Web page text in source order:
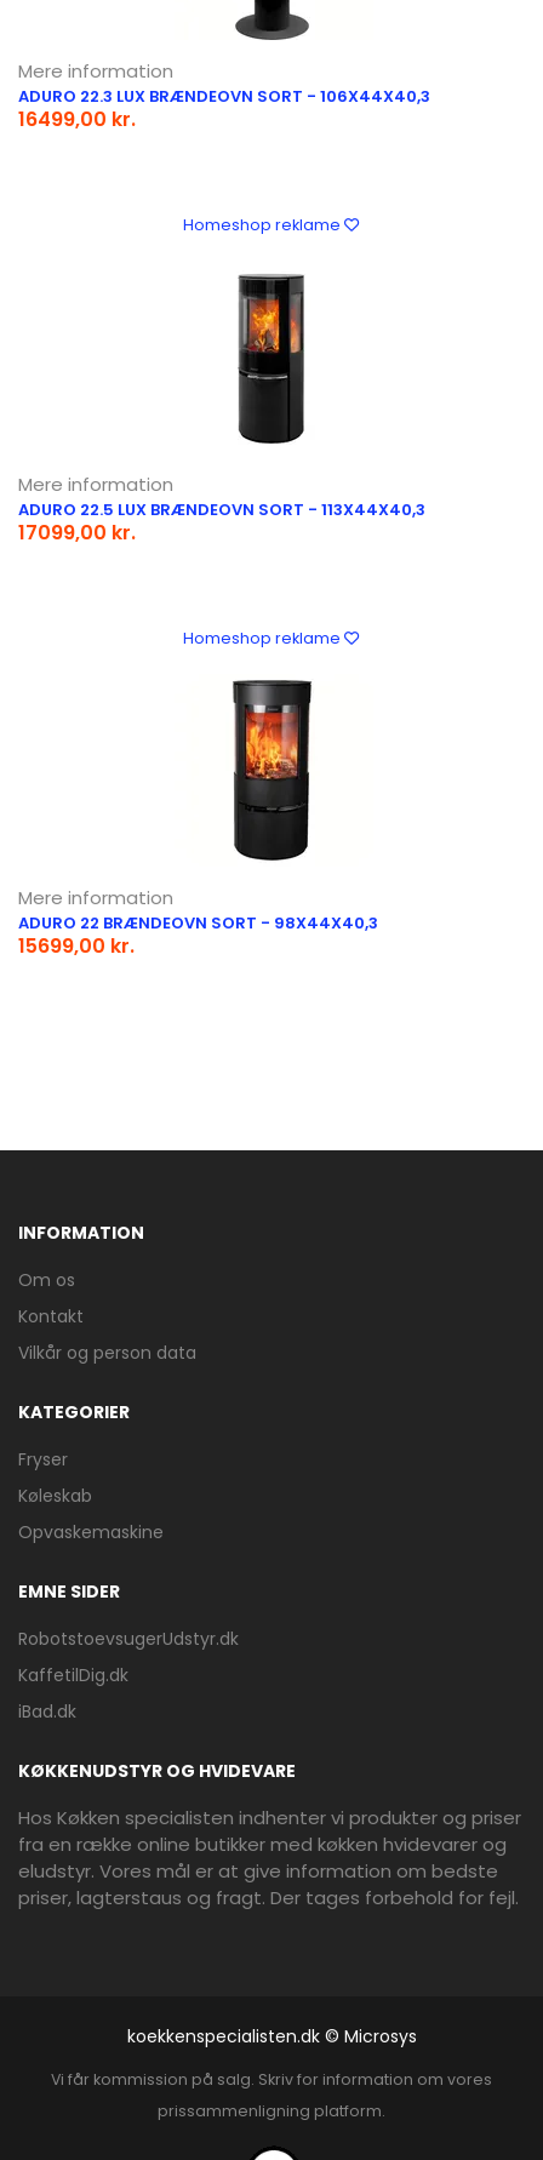
Mere information
ADURO 22.3 LUX BRÆNDEOVN SORT - 106X44X40,3
16499,00 kr.
Homeshop reklame
Mere information
ADURO 22.5 LUX BRÆNDEOVN SORT - 113X44X40,3
17099,00 kr.
Homeshop reklame
Mere information
ADURO 22 BRÆNDEOVN SORT - 98X44X40,3
15699,00 kr.
INFORMATION
Om os
Kontakt
Vilkår og person data
KATEGORIER
Fryser
Køleskab
Opvaskemaskine
EMNE SIDER
RobotstoevsugerUdstyr.dk
KaffetilDig.dk
iBad.dk
KØKKENUDSTYR OG HVIDEVARE
Hos Køkken specialisten indhenter vi produkter og priser
fra en række online butikker med køkken hvidevarer og
eludstyr. Vores mål er at give information om bedste
priser, lagterstaus og fragt. Der tages forbehold for fejl.
koekkenspecialisten.dk © Microsys
Vi får kommission på salg. Skriv for information om vores
prissammenligning platform.